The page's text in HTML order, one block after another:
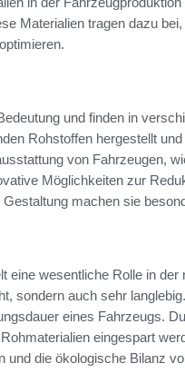
Materialien tragen dazu
und finden in
Rohstoffen hergestellt
von Fahrzeugen,
Möglichkeiten zur
machen sie
eine wesentliche Rolle in
sondern auch sehr
eines Fahrzeugs.
eingespart
die ökologische Bilanz